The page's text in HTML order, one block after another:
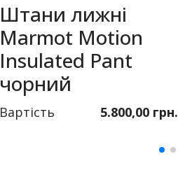
Штани лижні
Marmot Motion
Insulated Pant
чорний
Вартість 5.800,00 грн.